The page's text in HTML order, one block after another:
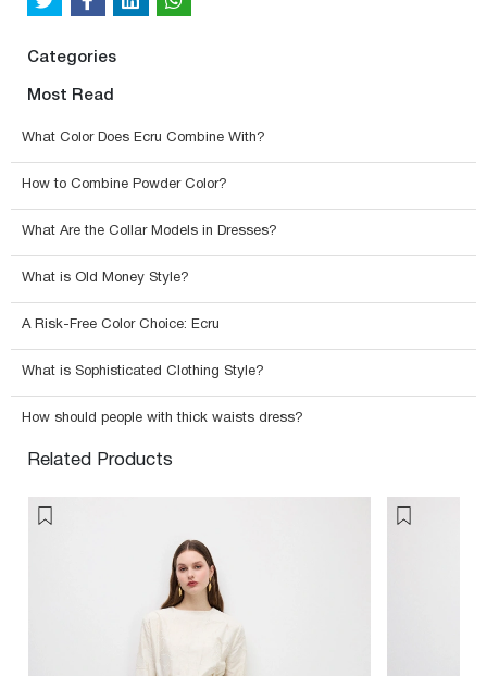
Categories
Most Read
What Color Does Ecru Combine With?
How to Combine Powder Color?
What Are the Collar Models in Dresses?
What is Old Money Style?
A Risk-Free Color Choice: Ecru
What is Sophisticated Clothing Style?
How should people with thick waists dress?
Related Products